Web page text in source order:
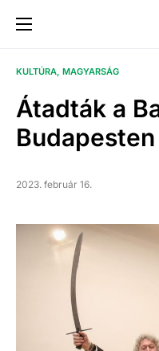
KULTÚRA MAGYARSÁG
Átadták a
Budapesten
2023. február 16.